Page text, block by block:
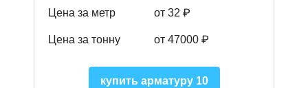
Цена за метр от 32 ₽
Цена за тонну от 47000 ₽
купить арматуру 10